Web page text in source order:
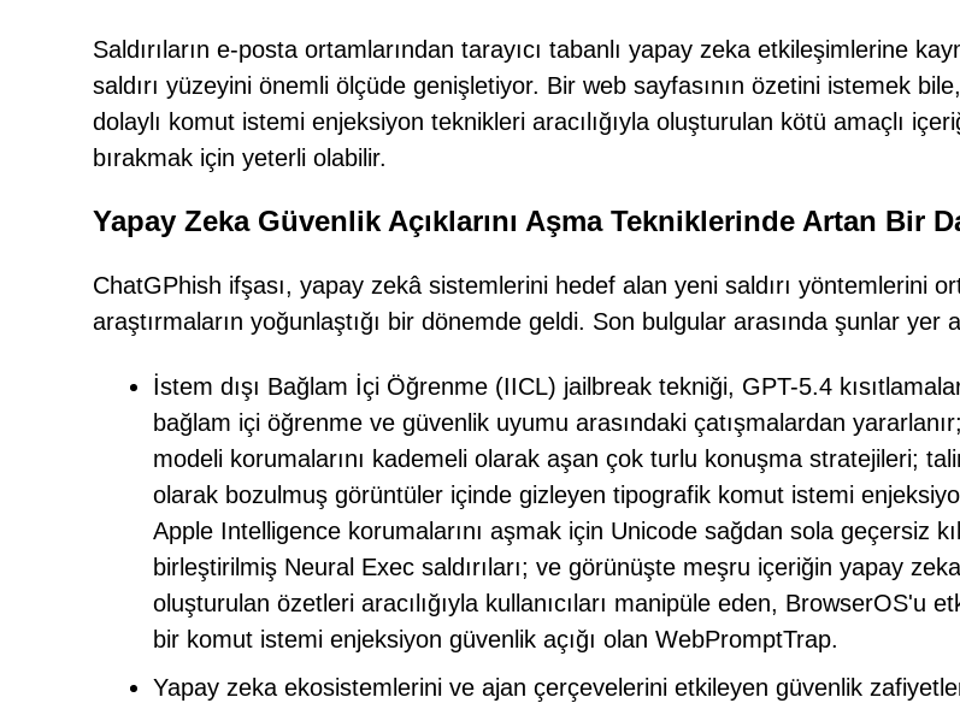
Saldırıların e-posta ortamlarından tarayıcı tabanlı yapay zeka etkileşimlerine
saldırı yüzeyini önemli ölçüde genişletiyor. Bir web sayfasının özetini istemek bile,
dolaylı komut istemi enjeksiyon teknikleri aracılığıyla oluşturulan kötü amaçlı
bırakmak için yeterli olabilir.
Yapay Zeka Güvenlik Açıklarını Aşma Tekniklerinde Artan Bir
ChatGPhish ifşası, yapay zekâ sistemlerini hedef alan yeni saldırı yöntemlerini
araştırmaların yoğunlaştığı bir dönemde geldi. Son bulgular arasında şunlar yer
İstem dışı Bağlam İçi Öğrenme (IICL) jailbreak tekniği, GPT-5.4
bağlam içi öğrenme ve güvenlik uyumu arasındaki çatışmalardan
modeli korumalarını kademeli olarak aşan çok turlu konuşma stratejileri;
olarak bozulmuş görüntüler içinde gizleyen tipografik komut istemi
Apple Intelligence korumalarını aşmak için Unicode sağdan sola geçersiz
birleştirilmiş Neural Exec saldırıları; ve görünüşte meşru içeriğin yapay
oluşturulan özetleri aracılığıyla kullanıcıları manipüle eden, BrowserOS'u
bir komut istemi enjeksiyon güvenlik açığı olan WebPromptTrap.
Yapay zeka ekosistemlerini ve ajan çerçevelerini etkileyen güvenlik